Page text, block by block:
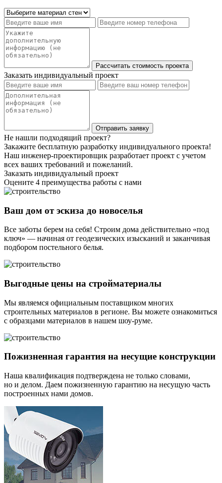
Заказать индивидуальный проект
Не нашли подходящий проект?
Закажите бесплатную разработку индивидуального проекта!
Наш инженер-проектировщик разработает проект с учетом
всех ваших требований и пожеланий.
Заказать индивидуальный проект
Оцените 4 преимущества работы с нами
Ваш дом от эскиза до новоселья
Все заботы берем на себя! Строим дома действительно «под
ключ» — начиная от геодезических изысканий и заканчивая
подбором постельного белья.
Выгодные цены на стройматериалы
Мы являемся официальным поставщиком многих
строительных материалов в регионе. Вы можете ознакомиться
с образцами материалов в нашем шоу-руме.
Пожизненная гарантия на несущие конструкции
Наша квалификация подтверждена не только словами,
но и делом. Даем пожизненную гарантию на несущую часть
построенных нами домов.